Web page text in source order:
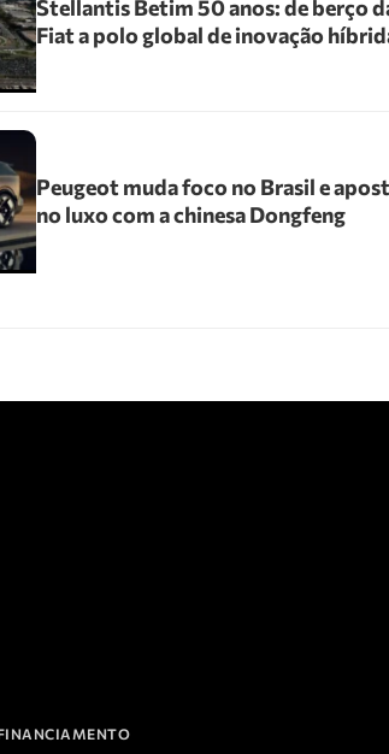
Stellantis Betim 50 anos: de berço
Fiat a polo global de inovação
Peugeot muda foco no Brasil e
no luxo com a chinesa Dongfeng